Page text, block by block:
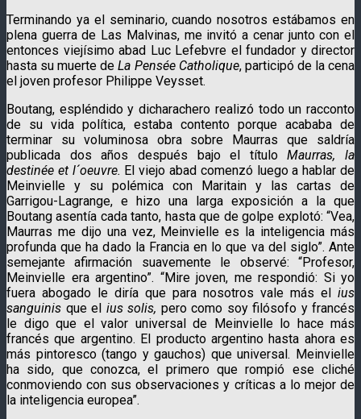
Terminando ya el seminario, cuando nosotros estábamos en
plena guerra de Las Malvinas, me invitó a cenar junto con el
entonces viejísimo abad Luc Lefebvre el fundador y director
hasta su muerte deLa Pensée Catholique, participó de la cena
el joven profesor Philippe Veysset.
Boutang, espléndido y dicharachero realizó todo un racconto
de su vida política, estaba contento porque acababa de
terminar su voluminosa obra sobre Maurras que saldría
publicada dos años después bajo el títuloMaurras, la
destinée et l´oeuvre. El viejo abad comenzó luego a hablar de
Meinvielle y su polémica con Maritain y las cartas de
Garrigou-Lagrange, e hizo una larga exposición a la que
Boutang asentía cada tanto, hasta que de golpe explotó: “Vea,
Maurras me dijo una vez, Meinvielle es la inteligencia más
profunda que ha dado la Francia en lo que va del siglo”. Ante
semejante afirmación suavemente le observé: “Profesor,
Meinvielle era argentino”. “Mire joven, me respondió: Si yo
fuera abogado le diría que para nosotros vale más el ius
sanguinis que el ius solis, pero como soy filósofo y francés
le digo que el valor universal de Meinvielle lo hace más
francés que argentino. El producto argentino hasta ahora es
más pintoresco (tango y gauchos) que universal. Meinvielle
ha sido, que conozca, el primero que rompió ese cliché
conmoviendo con sus observaciones y críticas a lo mejor de
la inteligencia europea”.